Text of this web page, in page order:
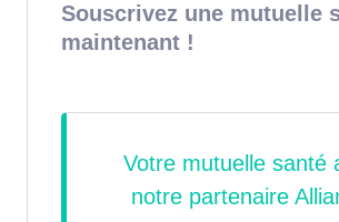
Souscrivez une mutuelle
maintenant !